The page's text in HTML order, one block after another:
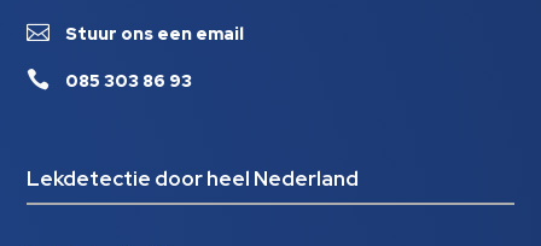
 Stuur ons een email
 085 303 86 93
Lekdetectie door heel Nederland